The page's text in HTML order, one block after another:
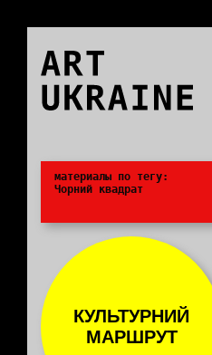
ART
UKRAINE
материалы по тегу:
Чорний квадрат
КУЛЬТУРНИЙ
МАРШРУТ